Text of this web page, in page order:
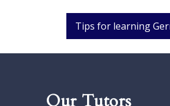
Tips for learning
Our Tutors